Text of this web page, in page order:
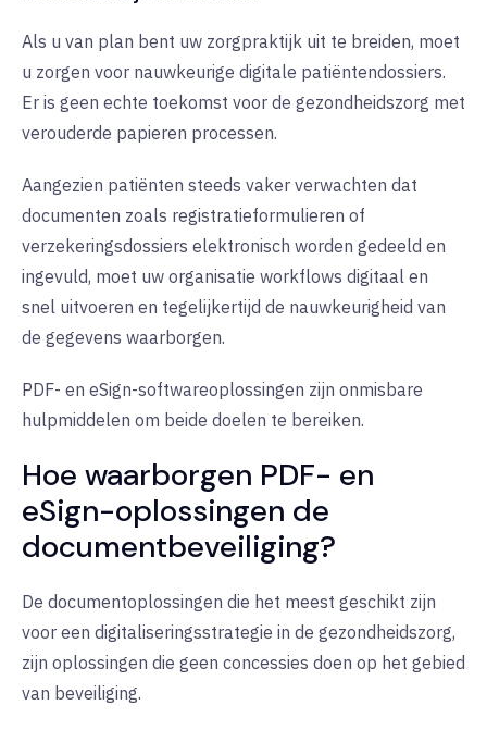
Als u van plan bent uw zorgpraktijk uit te breiden, moet
u zorgen voor nauwkeurige digitale patiëntendossiers.
Er is geen echte toekomst voor de gezondheidszorg met
verouderde papieren processen.
Aangezien patiënten steeds vaker verwachten dat
documenten zoals registratieformulieren of
verzekeringsdossiers elektronisch worden gedeeld en
ingevuld, moet uw organisatie workflows digitaal en
snel uitvoeren en tegelijkertijd de nauwkeurigheid van
de gegevens waarborgen.
PDF- en eSign-softwareoplossingen zijn onmisbare
hulpmiddelen om beide doelen te bereiken.
Hoe waarborgen PDF- en
eSign-oplossingen de
documentbeveiliging?
De documentoplossingen die het meest geschikt zijn
voor een digitaliseringsstrategie in de gezondheidszorg,
zijn oplossingen die geen concessies doen op het gebied
van beveiliging.